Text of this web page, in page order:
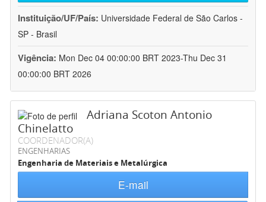
Instituição/UF/País: Universidade Federal de São Carlos -
SP - Brasil
Vigência: Mon Dec 04 00:00:00 BRT 2023-Thu Dec 31
00:00:00 BRT 2026
Adriana Scoton Antonio
Chinelatto
COORDENADOR(A)
ENGENHARIAS
Engenharia de Materiais e Metalúrgica
E-mail